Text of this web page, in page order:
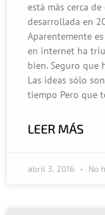
está más cerca
desarrollada en
Aparentemente
en internet ha
bien. Seguro que
Las ideas sólo
tiempo Pero que
LEER MÁS
abril 3, 2016 No